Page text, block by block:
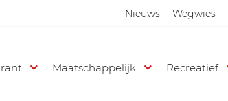
Nieuws Wegwies
Maatschappelijk Recreatief